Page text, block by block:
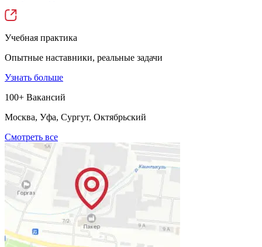
Учебная практика
Опытные наставники, реальные задачи
Узнать больше
100+ Вакансий
Москва, Уфа, Сургут, Октябрьский
Смотреть все